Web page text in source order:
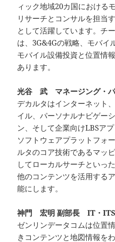
ィック地域20カ国における
リサーチとコンサルを担当
として活躍しています。チ
は、3G&4Gの戦略、モバイ
モバイル設備投資と位置情
あります。
光谷 武 マネージング・
デカルタはインターネット
イル、パーソナルナビゲー
ン、そして企業向けLBSア
ソフトウェアプラットフォ
ルタのコア技術であるマッ
してローカルサーチといっ
他のコンテンツを活用する
能にします。
神門 宏明 副部長 IT・ITS
ゼンリンデータコムは位置
きコンテンツと地図情報を